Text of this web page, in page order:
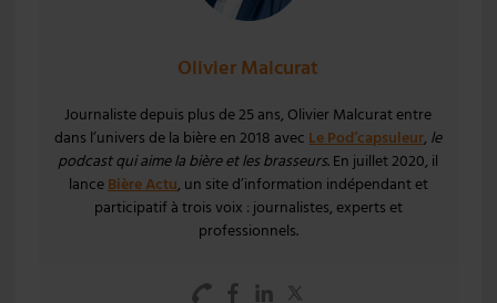
Olivier Malcurat
Journaliste depuis plus de 25 ans, Olivier Malcurat entre
dans l’univers de la bière en 2018 avecLe Pod’capsuleur, le
podcast qui aime la bière et les brasseurs. En juillet 2020, il
lanceBière Actu, un site d’information indépendant et
participatif à trois voix : journalistes, experts et
professionnels.